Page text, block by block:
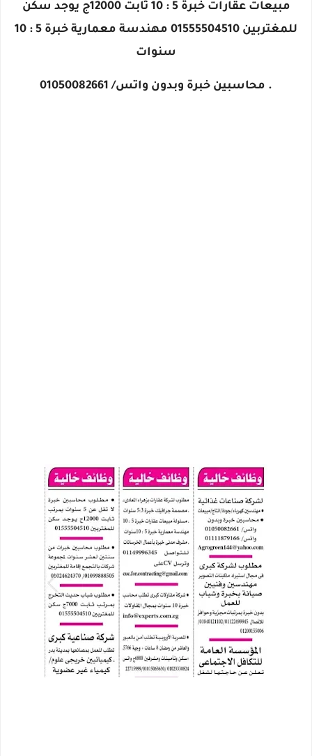
مبيعات عقارات خبرة 5 : 10 ثابت 12000ج يوجد سكن
للمغتربين 01555504510 مهندسة معمارية خبرة 5 : 10
سنوات
. محاسبين خبرة وبدون واتس/ 01050082661